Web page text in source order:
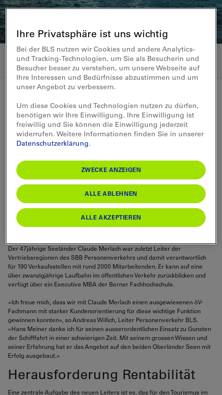
Medienmitteilung 02.04.2014
BLS Schifffahrt Claude Merlach
neuer Leiter Schifffahrt
Neuer Leiter der BLS Schifffahrt wird der
Berner Claude Merlach. Er folgt per 1.
August 2014 auf Hans Meiner, der das
Unternehmen wie geplant nach drei Jahren
verlässt.
Der 47jährige Seeländer Claude Merlach war zuletzt Leiter der
Vertriebsregionen des SBB Personenverkehrs und damit verantwortlich
für 190 Verkaufsstellen mit rund 2000 Mitarbeitenden. Er kann auf eine
über zwanzigjährige Laufbahn im öffentlichen Verkehr zurückblicken und
verfügt über ein Executive MBA der Berner Fachhochschule.
«Ich freue mich, dass wir mit Claude Merlach einen ausgewiesenen öV-
Fachmann mit starker Kundenorientierung für diese wichtige Funktion
gewinnen konnten», so Andreas Willich, Leiter Personenverkehr BLS.
«Hans Meiner danke ich für seinen ausserordentlichen Einsatz zu Gunsten
der Schifffahrt in einer schwierigen Zeit. Mit seinem grossen Wissen und
seiner Erfahrung hat er das Angebot auf den beiden Oberländer Seen mit
Erfolg ausgebaut.»
Herausforderung Rentabilität
Eine zentrale Aufgabe des neuen Leiters ist es, das für den Tourismus im
Ihre Privatsphäre ist uns wichtig
Bei der BLS nutzen wir Cookies und andere Analytics-
und Tracking-Technologien, um Sie als Besucherin und
Besucher besser zu verstehen, um unsere Webseite auf
Ihre Interessen und Bedürfnisse abzustimmen und um
unser Angebot zu verbessern.
Um diese Cookies und Technologien nutzen zu dürfen,
benötigen wir Ihre Einwilligung. Ihre Einwilligung ist
freiwillig und Sie können die Einwilligung jederzeit
widerrufen. Weitere Informationen finden Sie in unserer
Datenschutzerklärung.
ZWECKE ANZEIGEN
ALLE ABLEHNEN
ALLE AKZEPTIEREN